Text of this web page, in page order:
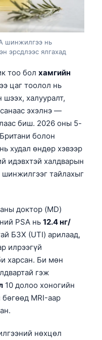
шинжилгээ нь
эрсдлээс ялгахад
тоо бол хамгийн
цаг тоолол нь
халууралт,
эхэлнэ —
биш. 2026 оны 5-
болон
худал өндөр хэвээр
идэвхтэй халдварын
тайлахыг
доктор (MD)
PSA нь 12.4 нг/
БЗХ (UTI) арилаад,
илрээгүй
харсан. Би мөн
гэж
10 долоо хоногийн
бөгөөд MRI-аар
нөхцөл